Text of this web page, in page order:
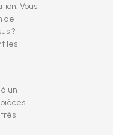
Vous
de
?
les
un
très